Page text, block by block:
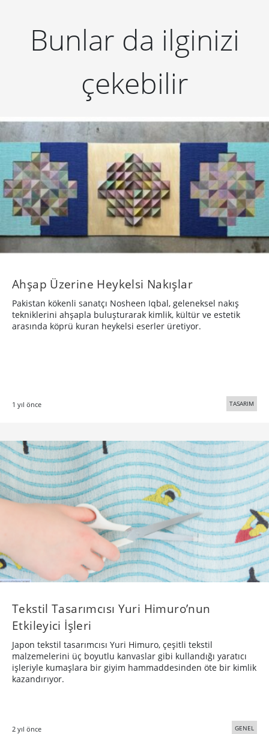
Bunlar da ilginizi
çekebilir
Ahşap Üzerine Heykelsi Nakışlar
Pakistan kökenli sanatçı Nosheen Iqbal, geleneksel nakış
tekniklerini ahşapla buluşturarak kimlik, kültür ve estetik
arasında köprü kuran heykelsi eserler üretiyor.
1 yıl önce TASARIM
Tekstil Tasarımcısı Yuri Himuro’nun
Etkileyici İşleri
Japon tekstil tasarımcısı Yuri Himuro, çeşitli tekstil
malzemelerini üç boyutlu kanvaslar gibi kullandığı yaratıcı
işleriyle kumaşlara bir giyim hammaddesinden öte bir kimlik
kazandırıyor.
2 yıl önce GENEL